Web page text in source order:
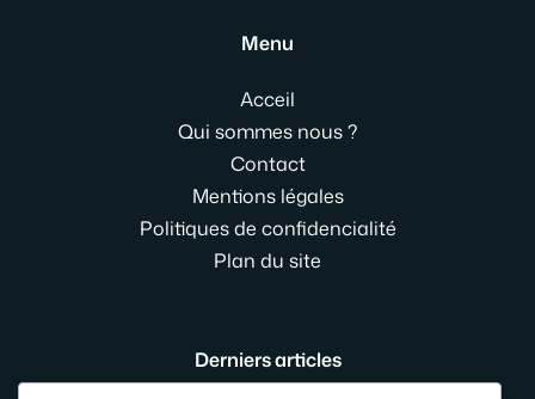
Menu
Acceil
Qui sommes nous ?
Contact
Mentions légales
Politiques de confidencialité
Plan du site
Derniers articles